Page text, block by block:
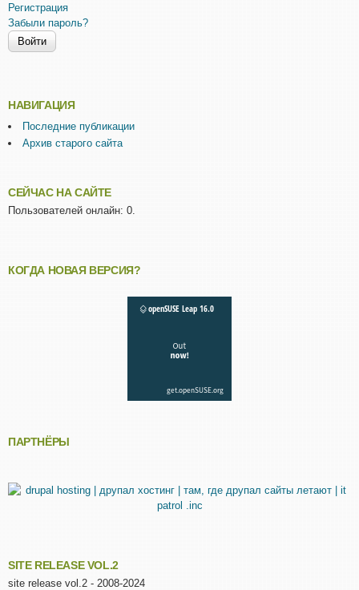
Регистрация
Забыли пароль?
НАВИГАЦИЯ
Последние публикации
Архив старого сайта
СЕЙЧАС НА САЙТЕ
Пользователей онлайн: 0.
КОГДА НОВАЯ ВЕРСИЯ?
ПАРТНЁРЫ
SITE RELEASE VOL.2
site release vol.2 - 2008-2024